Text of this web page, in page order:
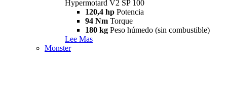
Hypermotard V2 SP 100
120,4 hp Potencia
94 Nm Torque
180 kg Peso húmedo (sin combustible)
Lee Mas
Monster